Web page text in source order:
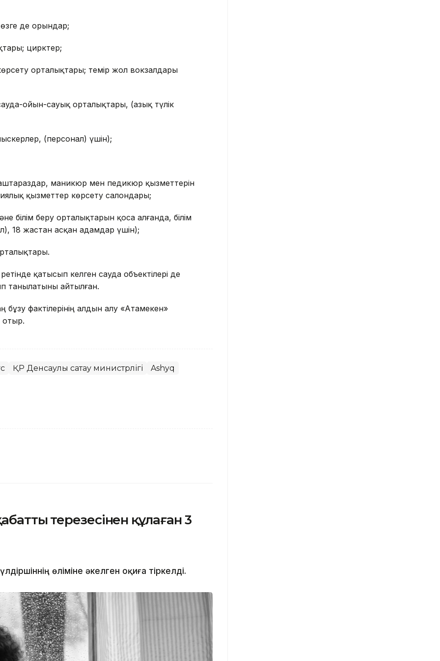
де орындар;
цирктер;
орталықтары; темір жол вокзалдары
ойын-сауық орталықтары, (азық түлік
(персонал) үшін);
маникюр мен педикюр қызметтерін
қызметтер көрсету салондары;
білім беру орталықтарын қоса алғанда, білім
18 жастан асқан адамдар үшін);
қатысып келген сауда объектілері де
танылатыны айтылған.
фактілерінің алдын алу «Атамекен»
отыр.
ҚР Денсаулық сақтау министрлігі Ashyq
терезесінен құлаған 3
өліміне әкелген оқиға тіркелді.